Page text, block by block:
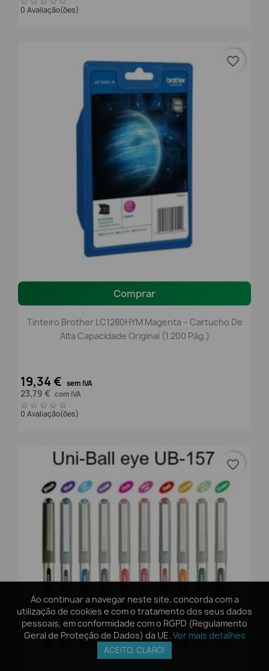
Ao continuar a navegar neste site, concorda com a
utilização de cookies e com o tratamento dos seus dados
pessoais, em conformidade com o RGPD (Regulamento
Geral de Proteção de Dados) da UE. Ver mais detalhes
ACEITO, CLARO!
0 Avaliação(ões)
Comprar
Tinteiro Brother LC1280HYM Magenta – Cartucho De
Alta Capacidade Original (1.200 Pág.)
19,34 € sem IVA
23,79 € com IVA
0 Avaliação(ões)
favorite_border
favorite_border
Ao continuar a navegar neste site, concorda com a
utilização de cookies e com o tratamento dos seus dados
pessoais, em conformidade com o RGPD (Regulamento
Geral de Proteção de Dados) da UE. Ver mais detalhes
ACEITO, CLARO!